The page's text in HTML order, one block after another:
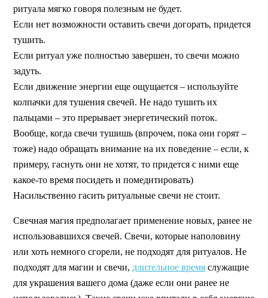
ритуала мягко говоря полезным не будет.
Если нет возможности оставить свечи догорать, придется
тушить.
Если ритуал уже полностью завершен, то свечи можно
задуть.
Если движение энергии еще ощущается – используйте
колпачки для тушения свечей. Не надо тушить их
пальцами – это прерывает энергетический поток.
Вообще, когда свечи тушишь (впрочем, пока они горят –
тоже) надо обращать внимание на их поведение – если, к
примеру, гаснуть они не хотят, то придется с ними еще
какое-то время посидеть и помедитировать)
Насильственно гасить ритуальные свечи не стоит.
Свечная магия предполагает применение новых, ранее не
использовавшихся свечей. Свечи, которые наполовину
или хоть немного сгорели, не подходят для ритуалов. Не
подходят для магии и свечи, длительное время служащие
для украшения вашего дома (даже если они ранее не